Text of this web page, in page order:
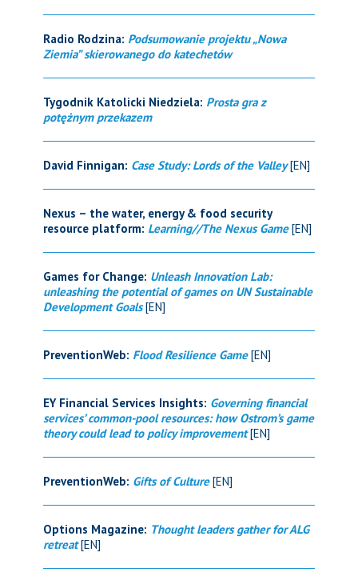
Radio Rodzina: Podsumowanie projektu „Nowa
Ziemia” skierowanego do katechetów
Tygodnik Katolicki Niedziela: Prosta gra z
potężnym przekazem
David Finnigan: Case Study: Lords of the Valley[EN]
Nexus – the water, energy & food security
resource platform: Learning//The Nexus Game[EN]
Games for Change: Unleash Innovation Lab:
unleashing the potential of games on UN Sustainable
Development Goals[EN]
PreventionWeb: Flood Resilience Game[EN]
EY Financial Services Insights: Governing financial
services’ common-pool resources: how Ostrom’s game
theory could lead to policy improvement[EN]
PreventionWeb: Gifts of Culture[EN]
Options Magazine: Thought leaders gather for ALG
retreat[EN]